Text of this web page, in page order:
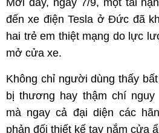
Mới đây, ngày 7/9, một tai
đến xe điện Tesla ở Đức đã
hai trẻ em thiệt mạng do lực
mở cửa xe.
Không chỉ người dùng thấy
bị thương hay thậm chí nguy
mà ngay cả đại diện các
phản đối thiết kế tay nắm cửa